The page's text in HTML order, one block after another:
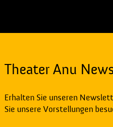
Theater Anu
Erhalten Sie unseren
Sie unsere Vorstellungen